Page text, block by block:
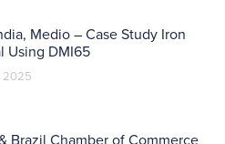
Medio – Case Study Iron
Using DMI65
2025
Brazil Chamber of Commerce